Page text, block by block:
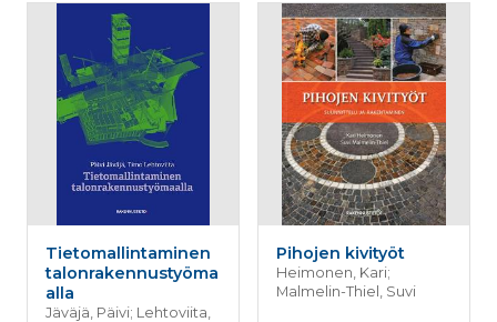
Tietomallintaminen
talonrakennustyöma
alla
Jäväjä, Päivi; Lehtoviita,
Pihojen kivityöt
Heimonen, Kari;
Malmelin-Thiel, Suvi